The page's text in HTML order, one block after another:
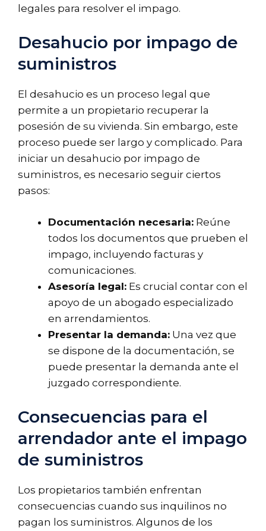
legales para resolver el impago.
Desahucio por impago de
suministros
El desahucio es un proceso legal que
permite a un propietario recuperar la
posesión de su vivienda. Sin embargo, este
proceso puede ser largo y complicado. Para
iniciar un desahucio por impago de
suministros, es necesario seguir ciertos
pasos:
Documentación necesaria: Reúne
todos los documentos que prueben el
impago, incluyendo facturas y
comunicaciones.
Asesoría legal: Es crucial contar con el
apoyo de un abogado especializado
en arrendamientos.
Presentar la demanda: Una vez que
se dispone de la documentación, se
puede presentar la demanda ante el
juzgado correspondiente.
Consecuencias para el
arrendador ante el impago
de suministros
Los propietarios también enfrentan
consecuencias cuando sus inquilinos no
pagan los suministros. Algunos de los